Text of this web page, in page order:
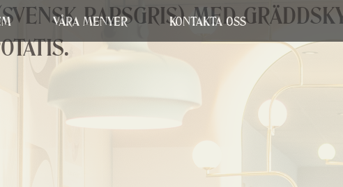
VÅRA MENYER KONTAKTA OSS
RAPSGRIS) MED